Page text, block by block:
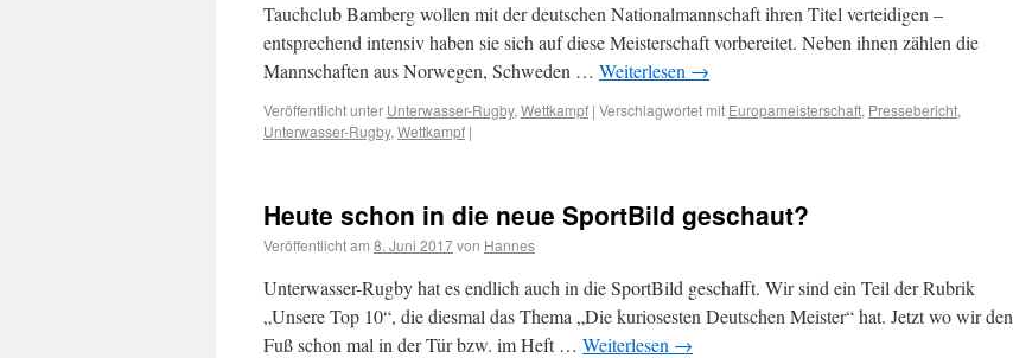
Tauchclub Bamberg wollen mit der deutschen Nationalmannschaft ihren Titel verteidigen –
entsprechend intensiv haben sie sich auf diese Meisterschaft vorbereitet. Neben ihnen zählen die
Mannschaften aus Norwegen, Schweden … Weiterlesen →
Veröffentlicht unter Unterwasser-Rugby, Wettkampf | Verschlagwortet mit Europameisterschaft, Pressebericht,
Unterwasser-Rugby, Wettkampf |
Heute schon in die neue SportBild geschaut?
Veröffentlicht am 8. Juni 2017von Hannes
Unterwasser-Rugby hat es endlich auch in die SportBild geschafft. Wir sind ein Teil der Rubrik
„Unsere Top 10“, die diesmal das Thema „Die kuriosesten Deutschen Meister“ hat. Jetzt wo wir den
Fuß schon mal in der Tür bzw. im Heft … Weiterlesen →